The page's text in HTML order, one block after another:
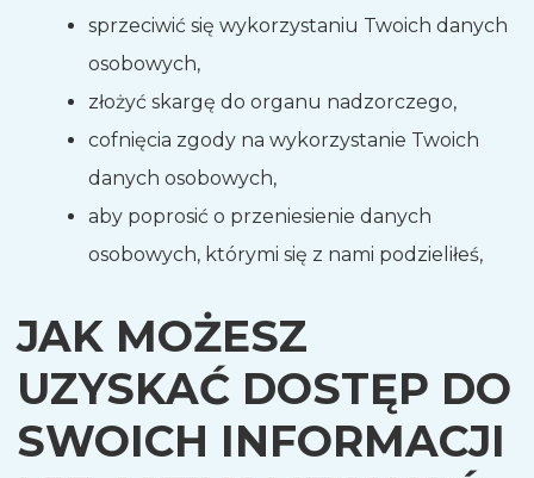
sprzeciwić się wykorzystaniu Twoich danych
osobowych,
złożyć skargę do organu nadzorczego,
cofnięcia zgody na wykorzystanie Twoich
danych osobowych,
aby poprosić o przeniesienie danych
osobowych, którymi się z nami podzieliłeś,
JAK MOŻESZ
UZYSKAĆ DOSTĘP DO
SWOICH INFORMACJI